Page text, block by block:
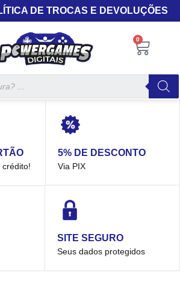
DE TROCAS E DEVOLUÇÕES
0
crédito!
5% DE DESCONTO
Via PIX
SITE SEGURO
Seus dados protegidos